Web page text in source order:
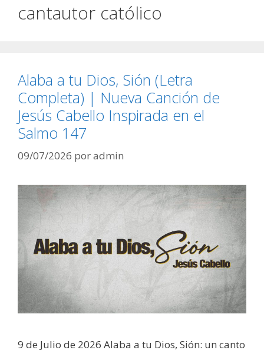
cantautor católico
Alaba a tu Dios, Sión (Letra
Completa) | Nueva Canción de
Jesús Cabello Inspirada en el
Salmo 147
09/07/2026 poradmin
9 de Julio de 2026 Alaba a tu Dios, Sión: un canto